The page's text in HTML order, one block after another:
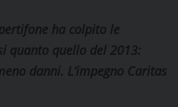
ha colpito le
quanto quello del 2013:
danni. L’impegno Caritas